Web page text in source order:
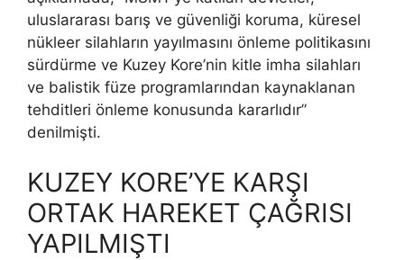
uluslararası barış ve güvenliği koruma, küresel
nükleer silahların yayılmasını önleme politikasını
sürdürme ve Kuzey Kore’nin kitle imha silahları
ve balistik füze programlarından kaynaklanan
tehditleri önleme konusunda kararlıdır”
denilmişti.
KUZEY KORE’YE KARŞI
ORTAK HAREKET ÇAĞRISI
YAPILMIŞTI